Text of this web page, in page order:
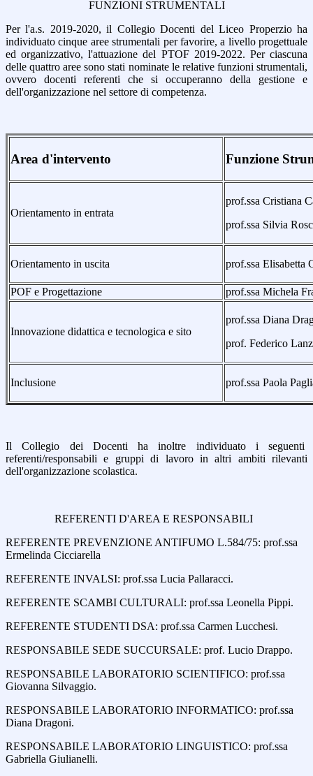
FUNZIONI STRUMENTALI
Per l'a.s. 2019-2020, il Collegio Docenti del Liceo Properzio ha
individuato cinque aree strumentali per favorire, a livello progettuale
ed organizzativo, l'attuazione del PTOF 2019-2022. Per ciascuna
delle quattro aree sono stati nominate le relative funzioni strumentali,
ovvero docenti referenti che si occuperanno della gestione e
dell'organizzazione nel settore di competenza.
Area d'intervento Funzione
Orientamento in entrata
prof.ssa Cristiana
prof.ssa Silvia
Orientamento in uscita prof.ssa Elisabetta
POF e Progettazione prof.ssa Michela
Innovazione didattica e tecnologica e sito
prof.ssa Diana
prof. Federico
Inclusione prof.ssa Paola
Il Collegio dei Docenti ha inoltre individuato i seguenti
referenti/responsabili e gruppi di lavoro in altri ambiti rilevanti
dell'organizzazione scolastica.
REFERENTI D'AREA E RESPONSABILI
REFERENTE PREVENZIONE ANTIFUMO L.584/75: prof.ssa
Ermelinda Cicciarella
REFERENTE INVALSI: prof.ssa Lucia Pallaracci.
REFERENTE SCAMBI CULTURALI: prof.ssa Leonella Pippi.
REFERENTE STUDENTI DSA: prof.ssa Carmen Lucchesi.
RESPONSABILE SEDE SUCCURSALE: prof. Lucio Drappo.
RESPONSABILE LABORATORIO SCIENTIFICO: prof.ssa
Giovanna Silvaggio.
RESPONSABILE LABORATORIO INFORMATICO: prof.ssa
Diana Dragoni.
RESPONSABILE LABORATORIO LINGUISTICO: prof.ssa
Gabriella Giulianelli.